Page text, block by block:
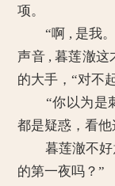
项。
“啊 , 是我。”
声音 , 暮莲澈这
的大手，“对不
“你以为是刺
都是疑惑，看他
暮莲澈不好
的第一夜吗？”